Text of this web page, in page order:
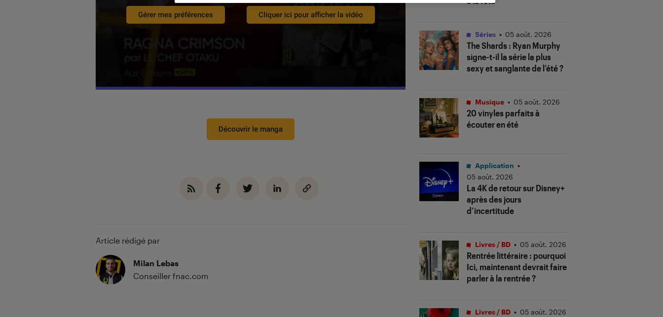
Gérer mes préférences Cliquer ici pour afficher la vidéo
Découvrir le manga
Article rédigé par
Milan Lebas
Conseiller fnac.com
The Shards: Ryan Murphy
signe-t-il la série la plus
sexy et sanglante de l’été ?
Séries • 05 août. 2026
20 vinyles parfaits à
écouter en été
Musique • 05 août. 2026
La 4K de retour sur Disney+
après des jours
d’incertitude
Application •
05 août. 2026
Rentrée littéraire : pourquoi
Ici, maintenant devrait faire
parler à la rentrée ?
Livres / BD • 05 août. 2026
Livres / BD • 05 août. 2026